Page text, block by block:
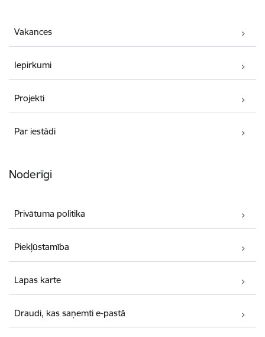
Vakances
Iepirkumi
Projekti
Par iestādi
Noderīgi
Privātuma politika
Piekļūstamība
Lapas karte
Draudi, kas saņemti e-pastā